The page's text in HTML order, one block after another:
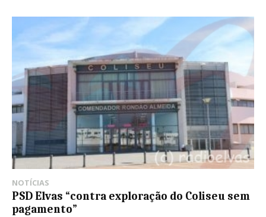
NOTÍCIAS
PSD Elvas “contra exploração do Coliseu sem
pagamento”